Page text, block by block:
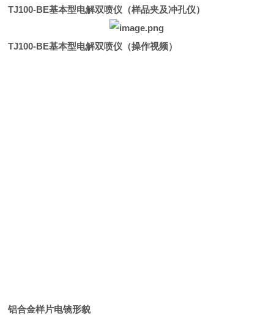
TJ100-BE基本型电解双喷仪 （样品夹及冲孔仪）
TJ100-BE基本型电解双喷仪（操作视频）
铝合金样片电镜形貌